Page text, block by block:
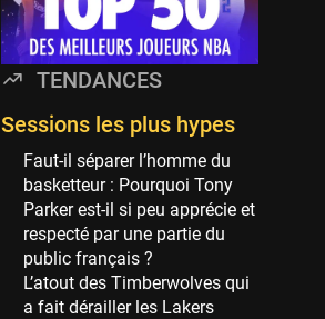
WNBA
97 sessions
Philadelphia Sixers
89 sessions
Milwaukee Bucks
82 sessions
Hoop Culture
73 sessions
Oklahoma City Thunder
69 sessions
TENDANCES
Sessions les plus hypes
Faut-il séparer l’homme du
basketteur : Pourquoi Tony
Parker est-il si peu apprécie et
respecté par une partie du
public français ?
L’atout des Timberwolves qui
a fait dérailler les Lakers